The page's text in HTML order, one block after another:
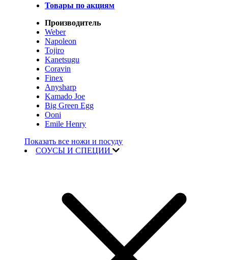
Товары по акциям
Производитель
Weber
Napoleon
Tojiro
Kanetsugu
Coravin
Finex
Anysharp
Kamado Joe
Big Green Egg
Ooni
Emile Henry
Показать все ножи и посуду
СОУСЫ И СПЕЦИИ